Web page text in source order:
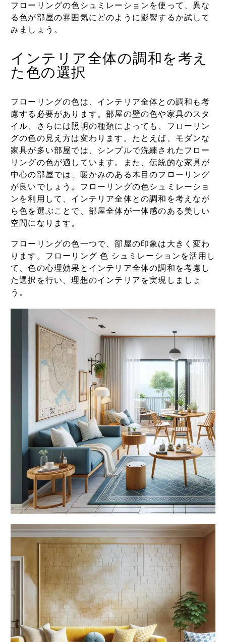
フローリングの色シュミレーションを使って、異な
る色が部屋の雰囲気にどのように影響するか試して
みましょう。
インテリア全体の調和を考え
た色の選択
フローリングの色は、インテリア全体との調和も考
慮する必要があります。部屋の壁の色や家具のスタ
イル、さらには照明の種類によっても、フローリン
グの色の見え方は変わります。たとえば、モダンな
家具が多い部屋では、シンプルで洗練されたフロー
リングの色が適しています。また、伝統的な家具が
中心の部屋では、暖かみのある木目のフローリング
が良いでしょう。フローリングの色シュミレーショ
ンを利用して、インテリア全体との調和を考えなが
ら色を選ぶことで、部屋全体が一体感のある美しい
空間になります。
フローリングの色一つで、部屋の印象は大きく変わ
ります。フローリング 色 シュミレーションを活用し
て、色の心理効果とインテリア全体の調和を考慮し
た選択を行い、理想のインテリアを実現しましょ
う。